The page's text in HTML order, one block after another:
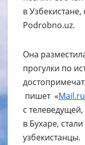
в
Podrobno.uz.
Она
прогулки по
пишет «
с
в Бухаре,
узбекистанцы.